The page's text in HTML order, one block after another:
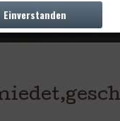
Einverstanden